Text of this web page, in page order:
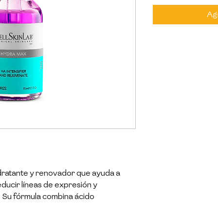
y renovador que ayuda a
líneas de expresión y
fórmula combina ácido